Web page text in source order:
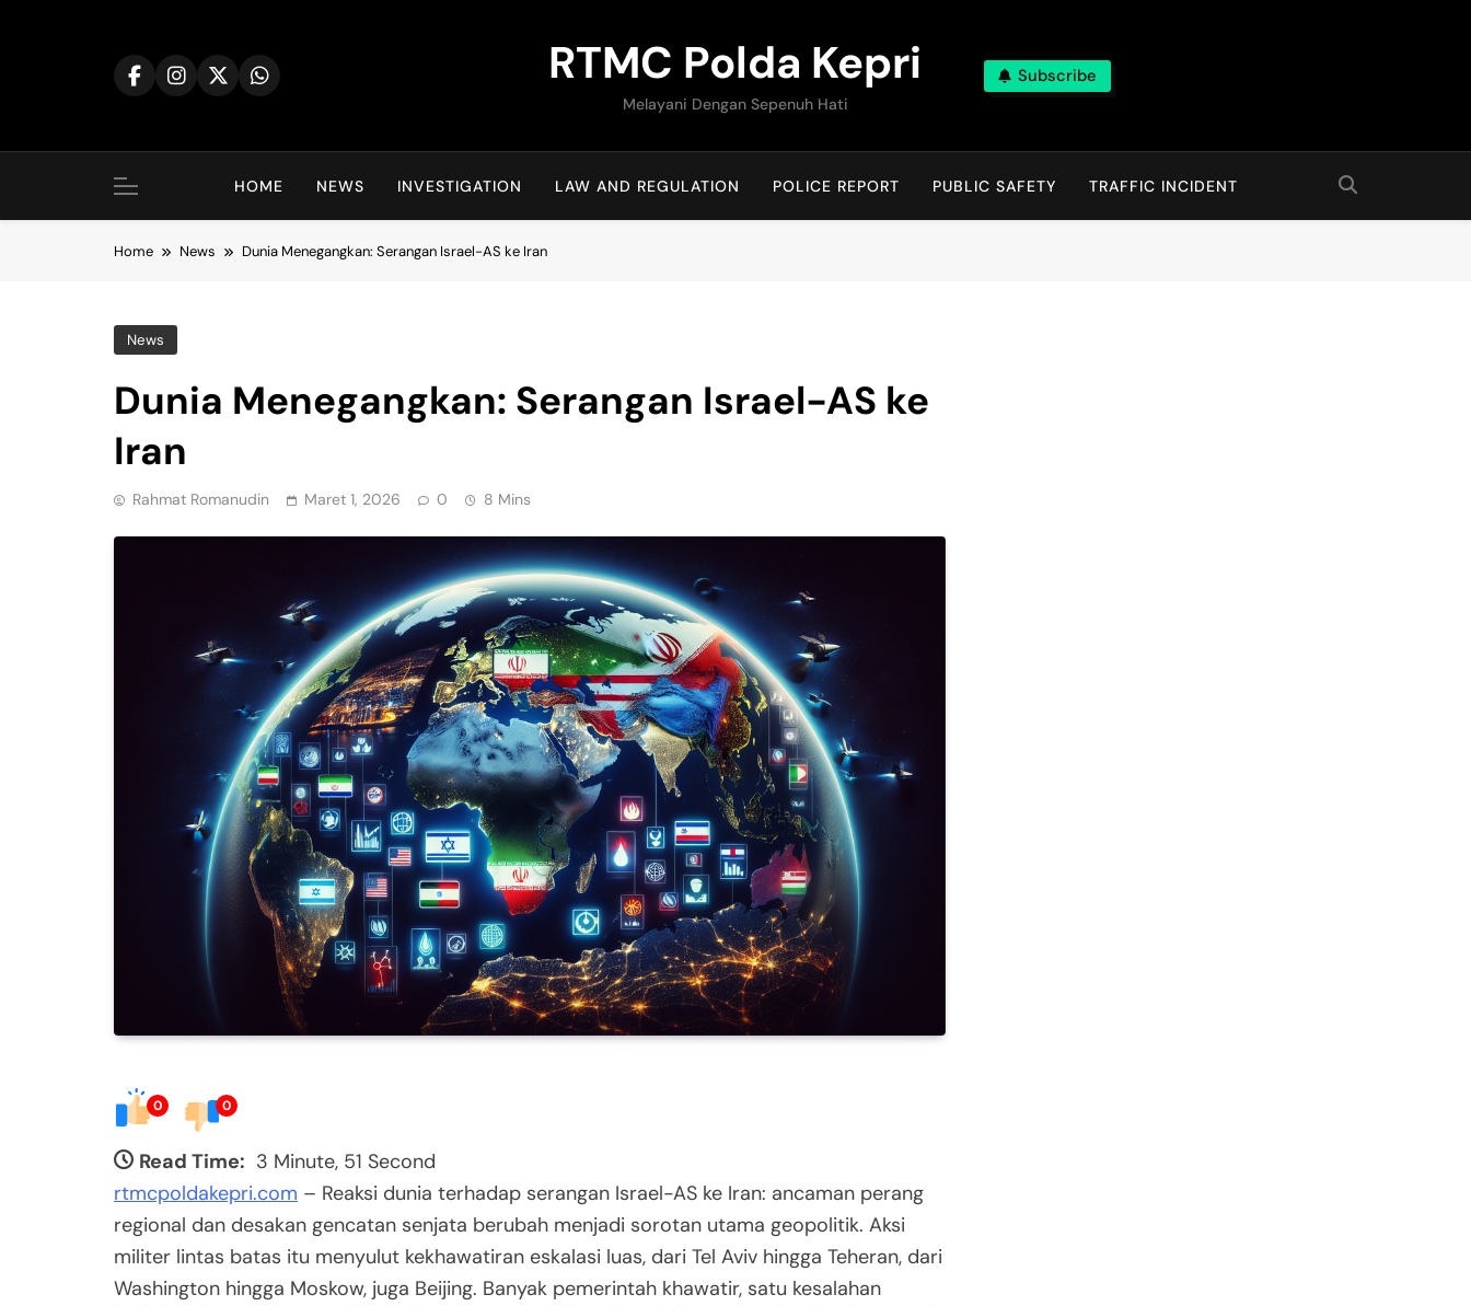
RTMC Polda Kepri
Melayani Dengan Sepenuh Hati
Subscribe
HOME NEWS INVESTIGATION LAW AND REGULATION POLICE REPORT PUBLIC SAFETY TRAFFIC INCIDENT
Home News Dunia Menegangkan: Serangan Israel-AS ke Iran
News
Dunia Menegangkan: Serangan Israel-AS ke
Iran
Rahmat Romanudin Maret 1, 2026 0 8 Mins
0 0
Read Time: 3 Minute, 51 Second
rtmcpoldakepri.com – Reaksi dunia terhadap serangan Israel-AS ke Iran: ancaman perang
regional dan desakan gencatan senjata berubah menjadi sorotan utama geopolitik. Aksi
militer lintas batas itu menyulut kekhawatiran eskalasi luas, dari Tel Aviv hingga Teheran, dari
Washington hingga Moskow, juga Beijing. Banyak pemerintah khawatir, satu kesalahan